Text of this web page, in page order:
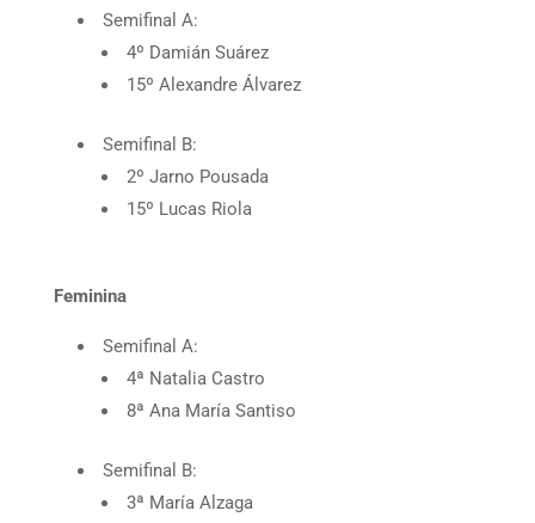
Semifinal A:
4º Damián Suárez
15º Alexandre Álvarez
Semifinal B:
2º Jarno Pousada
15º Lucas Riola
Feminina
Semifinal A:
4ª Natalia Castro
8ª Ana María Santiso
Semifinal B:
3ª María Alzaga